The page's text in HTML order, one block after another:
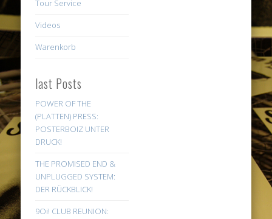
Tour Service
Videos
Warenkorb
last Posts
POWER OF THE
(PLATTEN) PRESS:
POSTERBOIZ UNTER
DRUCK!
THE PROMISED END &
UNPLUGGED SYSTEM:
DER RÜCKBLICK!
9Oi! CLUB REUNION: